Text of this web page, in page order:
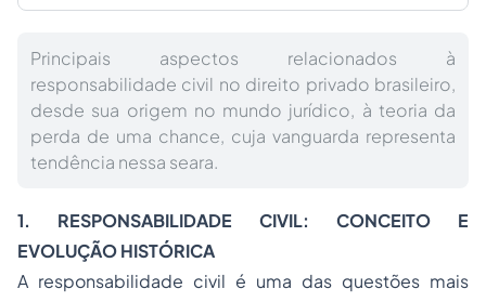
Principais aspectos relacionados à
responsabilidade civil no direito privado brasileiro,
desde sua origem no mundo jurídico, à teoria da
perda de uma chance, cuja vanguarda representa
tendência nessa seara.
1. RESPONSABILIDADE CIVIL: CONCEITO E
EVOLUÇÃO HISTÓRICA
A responsabilidade civil é uma das questões mais